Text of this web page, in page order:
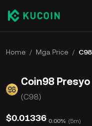
Home / Mga Price / C98
Coin98 Presyo
(C98)
$0.01336 0.00% (5m)